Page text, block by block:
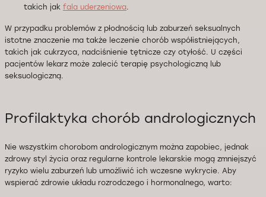
takich jak fala uderzeniowa.
W przypadku problemów z płodnością lub zaburzeń seksualnych
istotne znaczenie ma także leczenie chorób współistniejących,
takich jak cukrzyca, nadciśnienie tętnicze czy otyłość. U części
pacjentów lekarz może zalecić terapię psychologiczną lub
seksuologiczną.
Profilaktyka chorób andrologicznych
Nie wszystkim chorobom andrologicznym można zapobiec, jednak
zdrowy styl życia oraz regularne kontrole lekarskie mogą zmniejszyć
ryzyko wielu zaburzeń lub umożliwić ich wczesne wykrycie. Aby
wspierać zdrowie układu rozrodczego i hormonalnego, warto: